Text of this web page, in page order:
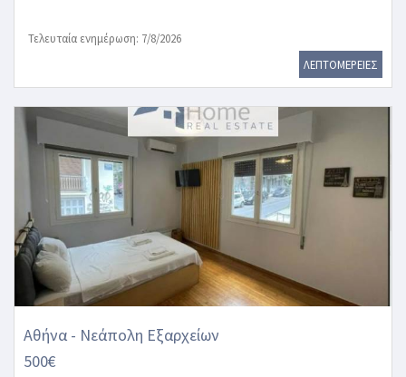
Τελευταία ενημέρωση: 7/8/2026
ΛΕΠΤΟΜΕΡΕΙΕΣ
Αθήνα - Νεάπολη Εξαρχείων
500€